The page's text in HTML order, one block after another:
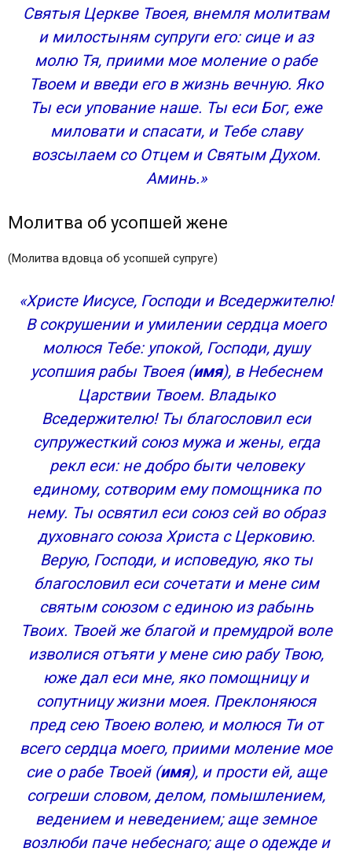
Святыя Церкве Твоея, внемля молитвам
и милостыням супруги его: сице и аз
молю Тя, приими мое моление о рабе
Твоем и введи его в жизнь вечную. Яко
Ты еси упование наше. Ты еси Бог, еже
миловати и спасати, и Тебе славу
возсылаем со Отцем и Святым Духом.
Аминь.»
Молитва об усопшей жене
(Молитва вдовца об усопшей супруге)
«Христе Иисусе, Господи и Вседержителю!
В сокрушении и умилении сердца моего
молюся Тебе: упокой, Господи, душу
усопшия рабы Твоея (имя), в Небеснем
Царствии Твоем. Владыко
Вседержителю! Ты благословил еси
супружесткий союз мужа и жены, егда
рекл еси: не добро быти человеку
единому, сотворим ему помощника по
нему. Ты освятил еси союз сей во образ
духовнаго союза Христа с Церковию.
Верую, Господи, и исповедую, яко ты
благословил еси сочетати и мене сим
святым союзом с единою из рабынь
Твоих. Твоей же благой и премудрой воле
изволися отъяти у мене сию рабу Твою,
юже дал еси мне, яко помощницу и
сопутницу жизни моея. Преклоняюся
пред сею Твоею волею, и молюся Ти от
всего сердца моего, приими моление мое
сие о рабе Твоей (имя), и прости ей, аще
согреши словом, делом, помышлением,
ведением и неведением; аще земное
возлюби паче небеснаго; аще о одежде и